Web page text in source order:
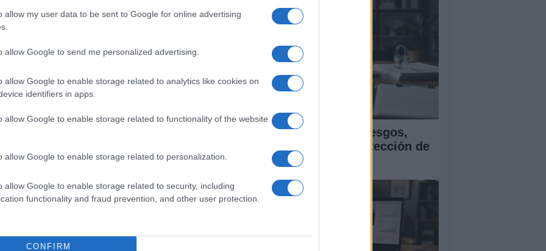
allow my user data to be sent to Google for online advertising
allow Google to send me personalized advertising.
allow Google to enable storage related to analytics like cookies on
identifiers in apps.
allow Google to enable storage related to functionality of the website
allow Google to enable storage related to personalization.
allow Google to enable storage related to security, including
functionality and fraud prevention, and other user protection.
CONFIRM
era un placer.
toda regla.
of ShinobiVía
SPIDERMAN TERMINATOR © Riproduzione riservata
Guía para evaluar sesgos,
transparencia y protección de
datos en IA